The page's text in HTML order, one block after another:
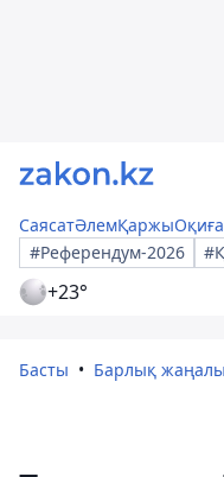
СаясатӘлемҚаржыОқиға
#Референдум-2026
+23°
Басты Барлық